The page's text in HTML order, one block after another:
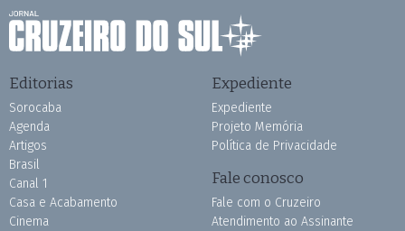
Editorias
Sorocaba
Agenda
Artigos
Brasil
Canal 1
Casa e Acabamento
Cinema
Expediente
Expediente
Projeto Memória
Política de Privacidade
Fale conosco
Fale com o Cruzeiro
Atendimento ao Assinante